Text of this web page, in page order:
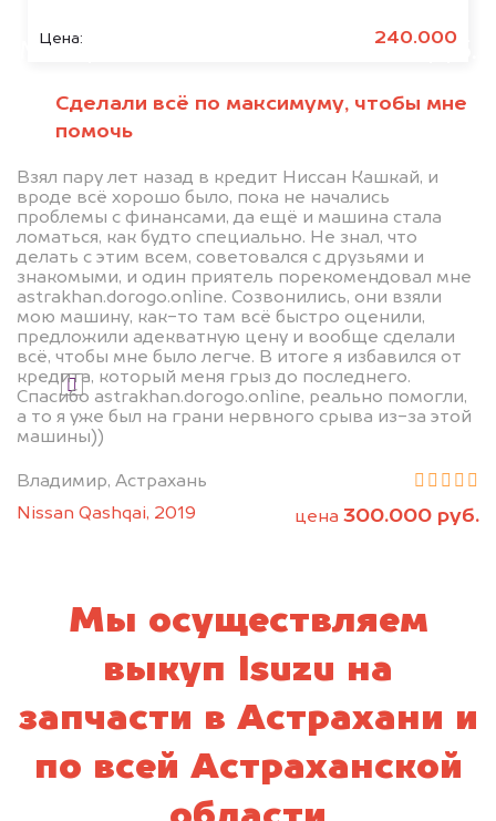
Цена: 240.000
Сделали всё по максимуму, чтобы мне
помочь
Взял пару лет назад в кредит Ниссан Кашкай, и
вроде всё хорошо было, пока не начались
проблемы с финансами, да ещё и машина стала
ломаться, как будто специально. Не знал, что
делать с этим всем, советовался с друзьями и
знакомыми, и один приятель порекомендовал мне
astrakhan.dorogo.online. Созвонились, они взяли
мою машину, как-то там всё быстро оценили,
предложили адекватную цену и вообще сделали
всё, чтобы мне было легче. В итоге я избавился от
кредита, который меня грыз до последнего.
Спасибо astrakhan.dorogo.online, реально помогли,
а то я уже был на грани нервного срыва из-за этой
машины))
Владимир, Астрахань
Nissan Qashqai, 2019
цена 300.000 руб.
Мы купим ваше авто на 20.000 руб.
автоаукционах.
Узнать стоимость
Я даю согласие на обработку своих
персональных данных и соглашаюсь с
политикой конфиденциальности
Мы осуществляем
выкуп Isuzu на
запчасти в Астрахани и
по всей Астраханской